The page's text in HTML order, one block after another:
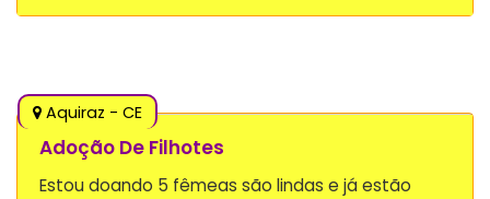
Aquiraz - CE
Adoção De Filhotes
Estou doando 5 fêmeas são lindas e já estão